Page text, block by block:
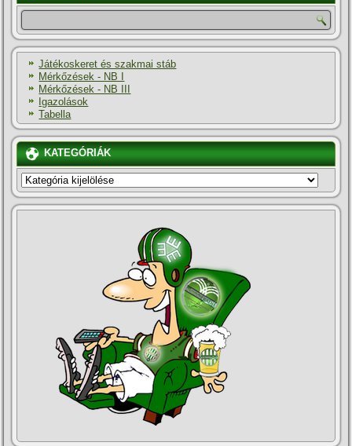
Játékoskeret és szakmai stáb
Mérkőzések - NB I
Mérkőzések - NB III
Igazolások
Tabella
KATEGÓRIÁK
KATEGÓRIÁK